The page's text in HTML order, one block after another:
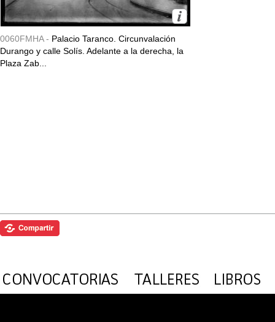
0060FMHA - Palacio Taranco. Circunvalación
Durango y calle Solís. Adelante a la derecha, la
Plaza Zab...